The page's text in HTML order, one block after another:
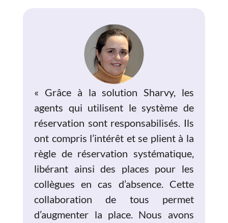
« Grâceà la solution Sharvy, les
agents qui utilisent le système de
réservation sont responsabilisés. Ils
ont compris l’intérêt et se plient à la
règle de réservation systématique,
libérant ainsi des places pour les
collègues en cas d’absence. Cette
collaboration de tous permet
d’augmenter la place. Nous avons